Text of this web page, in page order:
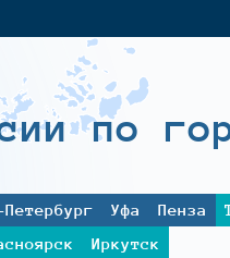
по
Уфа Пенза
Иркутск